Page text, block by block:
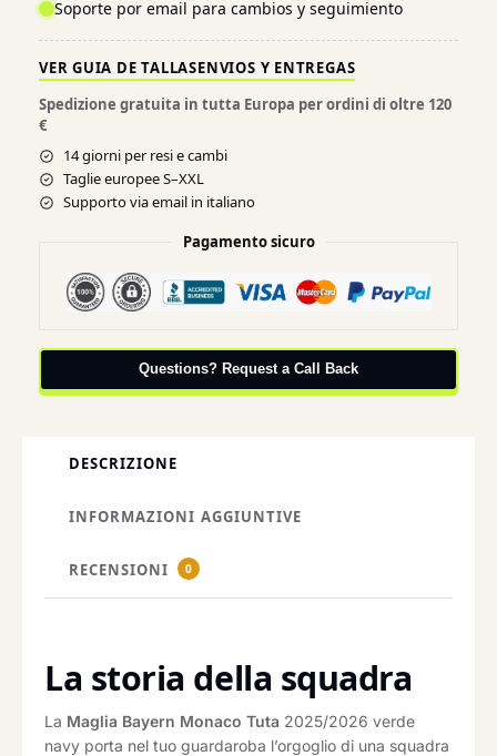
Soporte por email para cambios y seguimiento
VER GUIA DE TALLASENVIOS Y ENTREGAS
Spedizione gratuita in tutta Europa per ordini di oltre 120
€
14 giorni per resi e cambi
Taglie europee S–XXL
Supporto via email in italiano
Pagamento sicuro
Questions? Request a Call Back
DESCRIZIONE
INFORMAZIONI AGGIUNTIVE
RECENSIONI 0
La storia della squadra
La Maglia Bayern Monaco Tuta 2025/2026 verde
navy porta nel tuo guardaroba l’orgoglio di una squadra